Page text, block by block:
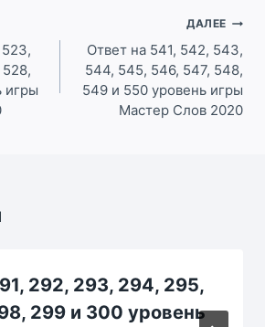
игры
ДАЛЕЕ
Ответ на 541, 542, 543,
544, 545, 546, 547, 548,
549 и 550 уровень игры
Мастер Слов 2020
292, 293, 294, 295,
299 и 300 уровень